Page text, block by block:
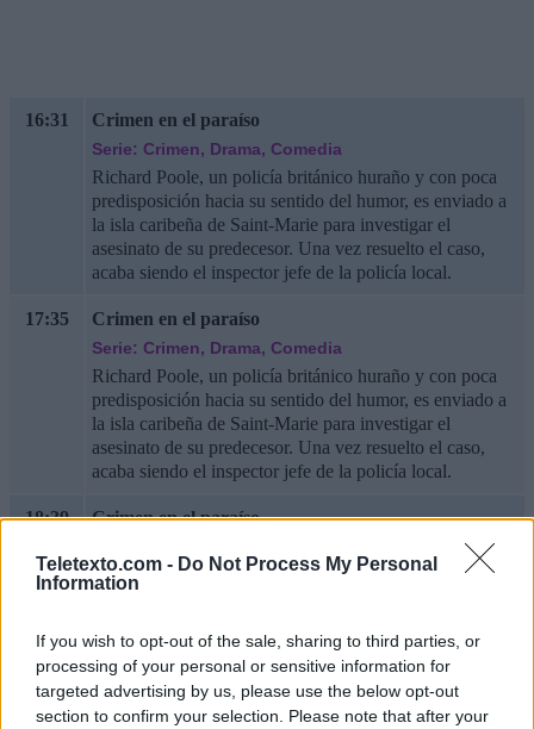
Teletexto.com - Do Not Process My Personal
Information
If you wish to opt-out of the sale, sharing to third parties, or
processing of your personal or sensitive information for
targeted advertising by us, please use the below opt-out
section to confirm your selection. Please note that after your
16:31 Crimen en el paraíso
Serie: Crimen, Drama, Comedia
Richard Poole, un policía británico huraño y con poca
predisposición hacia su sentido del humor, es enviado a
la isla caribeña de Saint-Marie para investigar el
asesinato de su predecesor. Una vez resuelto el caso,
acaba siendo el inspector jefe de la policía local.
17:35 Crimen en el paraíso
Serie: Crimen, Drama, Comedia
Richard Poole, un policía británico huraño y con poca
predisposición hacia su sentido del humor, es enviado a
la isla caribeña de Saint-Marie para investigar el
asesinato de su predecesor. Una vez resuelto el caso,
acaba siendo el inspector jefe de la policía local.
18:39 Crimen en el paraíso
Richard Poole, un policía británico huraño y con poca
asesinato de su predecesor. Una vez resuelto el caso,
acaba siendo el inspector jefe de la policía local.
19:42 Crimen en el paraíso